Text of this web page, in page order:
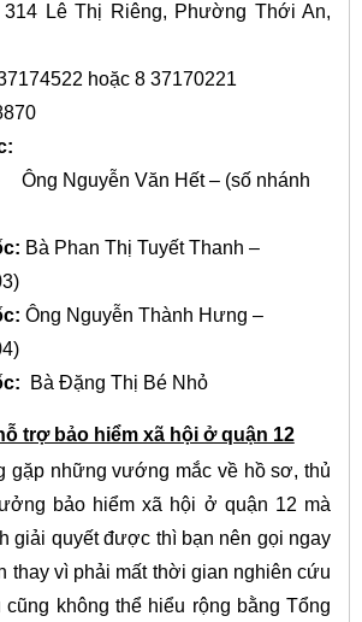
314 Lê Thị Riêng, Phường Thới An,
hoặc 8 37170221
Nguyễn Văn Hết – (số nhánh
Bà Phan Thị Tuyết Thanh –
Ông Nguyễn Thành Hưng –
Bà Đặng Thị Bé Nhỏ
trợ bảo hiểm xã hội ở quận 12
những vướng mắc về hồ sơ, thủ
bảo hiểm xã hội ở quận 12 mà
giải quyết được thì bạn nên gọi ngay
thay vì phải mất thời gian nghiên cứu
không thể hiểu rộng bằng Tổng